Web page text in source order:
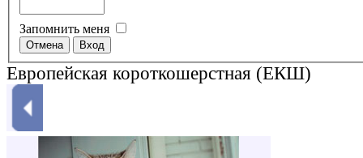
Запомнить меня
Европейская короткошерстная (ЕКШ)